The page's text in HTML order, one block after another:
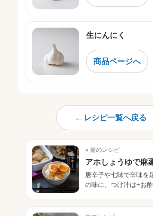
生にんにく
商品ページへ
レシピ一覧へ戻る
« 前のレシピ
アホしょうゆで麻
唐辛子や七味で辛味を
の味に。つけ汁は+お